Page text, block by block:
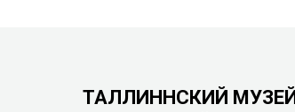
ТАЛЛИННСКИЙ МУЗЕЙ